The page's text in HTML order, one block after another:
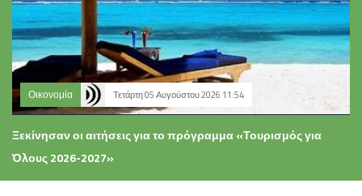
Οικονομία Τετάρτη 05 Αυγούστου 2026 11:54
Ξεκίνησαν οι αιτήσεις για το πρόγραμμα «Τουρισμός για
Όλους 2026-2027»